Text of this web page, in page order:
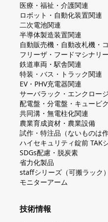
医療・福祉・介護関連
ロボット・自動化装置関連
二次電池関連
半導体製造装置関連
自動販売機・自動改札機・
フリーザ・フードマシナリ
鉄道車両・駅舎関連
特装・バス・トラック関連
EV・PHV充電器関連
サーバラック・エンクロー
配電盤・分電盤・キュービ
共同溝・無電柱化関連
農業育成資材・農業設備
試作・特注品（ないものは作
ハイセキュリティ錠前 TAK
SDGs配慮・脱炭素
省力化製品
staffシリーズ（可搬ラック）
モニターアーム
技術情報